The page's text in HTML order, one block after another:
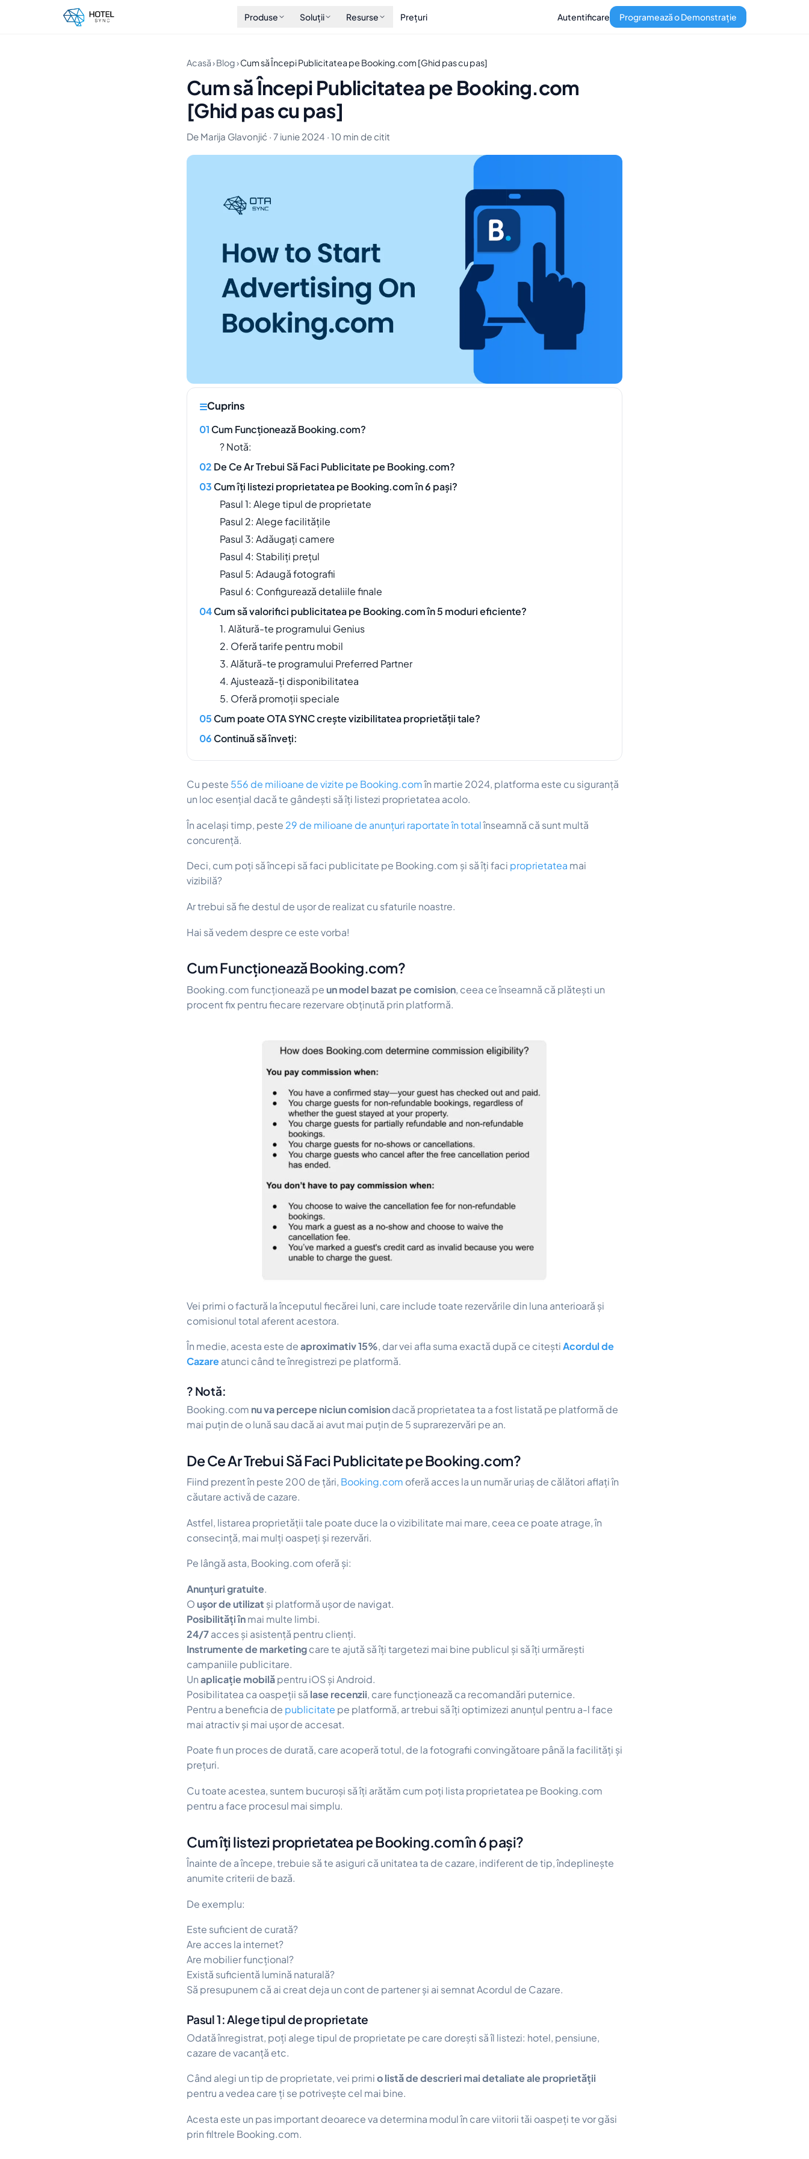
Produse Soluții Resurse Prețuri Autentificare Programează o Demonstrație
Acasă›Blog›Cum să Începi Publicitatea pe Booking.com [Ghid pas cu pas]
Cum să Începi Publicitatea pe Booking.com
[Ghid pas cu pas]
De Marija Glavonjić · 7 iunie 2024 · 10 min de citit
Cuprins
Cum Funcționează Booking.com?
? Notă:
De Ce Ar Trebui Să Faci Publicitate pe Booking.com?
Cum îți listezi proprietatea pe Booking.com în 6 pași?
Pasul 1: Alege tipul de proprietate
Pasul 2: Alege facilitățile
Pasul 3: Adăugați camere
Pasul 4: Stabiliți prețul
Pasul 5: Adaugă fotografii
Pasul 6: Configurează detaliile finale
Cum să valorifici publicitatea pe Booking.com în 5 moduri eficiente?
1. Alătură-te programului Genius
2. Oferă tarife pentru mobil
3. Alătură-te programului Preferred Partner
4. Ajustează-ți disponibilitatea
5. Oferă promoții speciale
Cum poate OTA SYNC crește vizibilitatea proprietății tale?
Continuă să înveți:
Cu peste 556 de milioane de vizite pe Booking.comîn martie 2024, platforma este cu siguranță
un loc esențial dacă te gândești să îți listezi proprietatea acolo.
În același timp, peste 29 de milioane de anunțuri raportate în totalînseamnă că sunt multă
concurență.
Deci, cum poți să începi să faci publicitate pe Booking.com și să îți faci proprietatea mai
vizibilă?
Ar trebui să fie destul de ușor de realizat cu sfaturile noastre.
Hai să vedem despre ce este vorba!
Cum Funcționează Booking.com?
Booking.com funcționează peun model bazat pe comision, ceea ce înseamnă că plătești un
procent fix pentru fiecare rezervare obținută prin platformă.
Vei primi o factură la începutul fiecărei luni, care include toate rezervările din luna anterioară și
comisionul total aferent acestora.
În medie, acesta este deaproximativ 15%, dar vei afla suma exactă după ce citeștiAcordul de
Cazareatunci când te înregistrezi pe platformă.
? Notă:
Booking.com nu va percepe niciun comisiondacă proprietatea ta a fost listată pe platformă de
mai puțin de o lună sau dacă ai avut mai puțin de 5 suprarezervări pe an.
De Ce Ar Trebui Să Faci Publicitate pe Booking.com?
Fiind prezent în peste 200 de țări, Booking.com oferă acces la un număr uriaș de călători aflați în
căutare activă de cazare.
Astfel, listarea proprietății tale poate duce la o vizibilitate mai mare, ceea ce poate atrage, în
consecință, mai mulți oaspeți și rezervări.
Pe lângă asta, Booking.com oferă și:
Anunțuri gratuite.
Oușor de utilizat și platformă ușor de navigat.
Posibilități înmai multe limbi.
24/7acces și asistență pentru clienți.
Instrumente de marketingcare te ajută să îți targetezi mai bine publicul și să îți urmărești
campaniile publicitare.
Unaplicație mobilăpentru iOS și Android.
Posibilitatea ca oaspeții să lase recenzii, care funcționează ca recomandări puternice.
Pentru a beneficia de publicitate pe platformă, ar trebui să îți optimizezi anunțul pentru a-l face
mai atractiv și mai ușor de accesat.
Poate fi un proces de durată, care acoperă totul, de la fotografii convingătoare până la facilități și
prețuri.
Cu toate acestea, suntem bucuroși să îți arătăm cum poți lista proprietatea pe Booking.com
pentru a face procesul mai simplu.
Cum îți listezi proprietatea pe Booking.com în 6 pași?
Înainte de a începe, trebuie să te asiguri că unitatea ta de cazare, indiferent de tip, îndeplinește
anumite criterii de bază.
De exemplu:
Este suficient de curată?
Are acces la internet?
Are mobilier funcțional?
Există suficientă lumină naturală?
Să presupunem că ai creat deja un cont de partener și ai semnat Acordul de Cazare.
Pasul 1: Alege tipul de proprietate
Odată înregistrat, poți alege tipul de proprietate pe care dorești să îl listezi: hotel, pensiune,
cazare de vacanță etc.
Când alegi un tip de proprietate, vei primio listă de descrieri mai detaliate ale proprietății
pentru a vedea care ți se potrivește cel mai bine.
Acesta este un pas important deoarece va determina modul în care viitorii tăi oaspeți te vor găsi
prin filtrele Booking.com.